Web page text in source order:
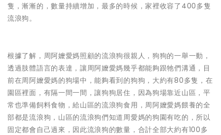
隻，漸漸的，數量持續增加，最多的時候，家裡收容了400多隻
流浪狗。
根據了解，周阿嬤愛媽照顧的流浪狗很親人，狗狗的一舉一動，
透過肢體語言的表達，讓周阿嬤愛媽幾乎都能夠跟牠們溝通，目
前在周阿嬤愛媽的狗場中，能夠看到的狗狗，大約有80多隻，在
園區裡面，有隔一間一間，讓狗狗居住，因為狗場靠近山區，平
常也準備飼料食物，給山區的流浪狗食用，周阿嬤愛媽餵養的全
部都是流浪狗，山區的流浪狗們知道周愛媽的狗園有吃的，所以
固定都會自己過來，因此流浪狗的數量，合計全部大約有100多